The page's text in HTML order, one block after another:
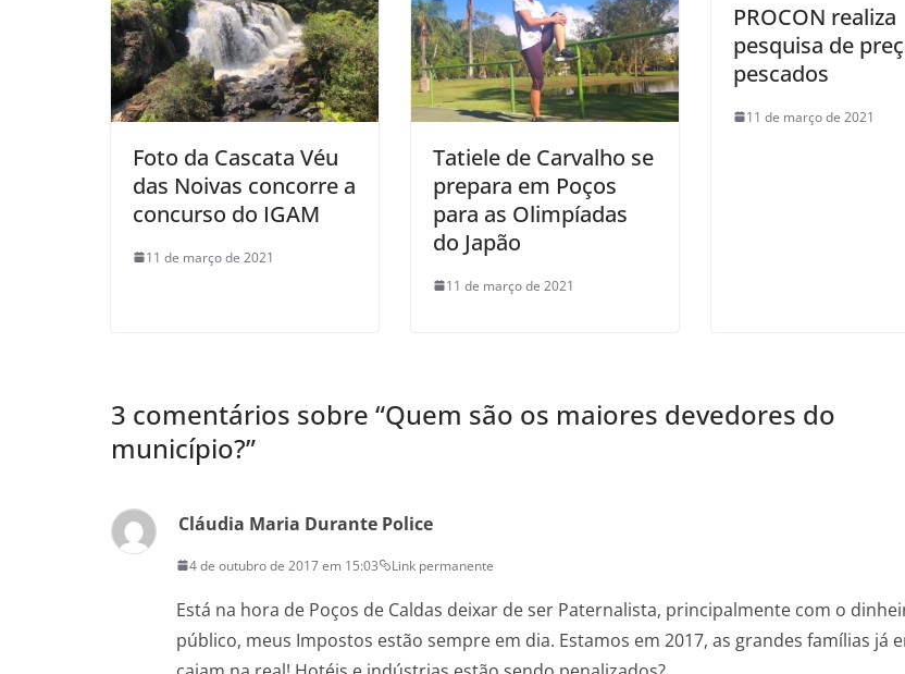
Foto da Cascata Véu
das Noivas concorre a
concurso do IGAM
11 de março de 2021
Tatiele de Carvalho se
prepara em Poços
para as Olimpíadas
do Japão
11 de março de 2021
PROCON realiza
pesquisa de
pescados
11 de março de 2021
3 comentários sobre “Quem são os maiores devedores do
município?”
Cláudia Maria Durante Police
4 de outubro de 2017 em 15:03 Link permanente
Está na hora de Poços de Caldas deixar de ser Paternalista, principalmente com o
público, meus Impostos estão sempre em dia. Estamos em 2017, as grandes famílias já